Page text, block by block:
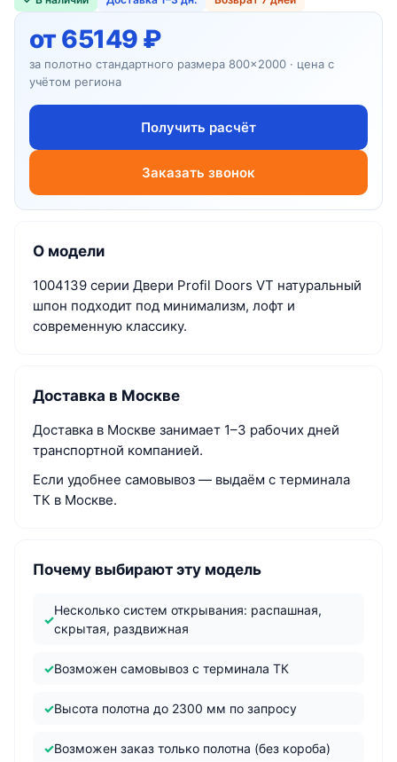
от 65149 ₽
за полотно стандартного размера 800×2000 · цена с
учётом региона
Получить расчёт
Заказать звонок
О модели
1004139 серии Двери Profil Doors VT натуральный
шпон подходит под минимализм, лофт и
современную классику.
Доставка в Москве
Доставка в Москве занимает 1–3 рабочих дней
транспортной компанией.
Если удобнее самовывоз — выдаём с терминала
ТК в Москве.
Почему выбирают эту модель
Несколько систем открывания: распашная,
скрытая, раздвижная
Возможен самовывоз с терминала ТК
Высота полотна до 2300 мм по запросу
Возможен заказ только полотна (без короба)